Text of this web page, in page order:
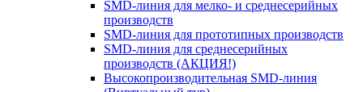
SMD-линия для мелко- и среднесерийных
производств
SMD-линия для прототипных производств
SMD-линия для среднесерийных
производств (АКЦИЯ!)
Высокопроизводительная SMD-линия